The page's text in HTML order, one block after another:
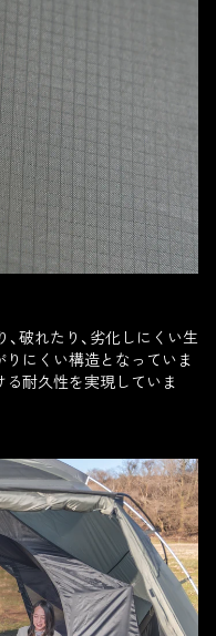
破れたり、劣化しにくい生
りにくい構造となっていま
る耐久性を実現していま